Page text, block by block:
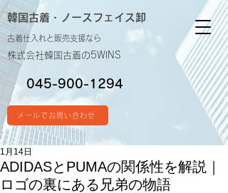
韓国古着・ ノースフェイス卸
古着仕入れと販売支援なら
株式会社韓国古着の5WINS
045-900-1294
メールでお問い合わせ
ADIDASとPUMAの関係性を解説｜
ロゴの裏にある兄弟の物語
1月14日